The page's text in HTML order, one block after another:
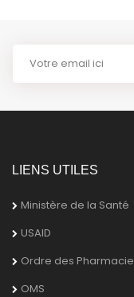
LIENS UTILES
Ministère de la Santé
USAID
Ordre des
OMS